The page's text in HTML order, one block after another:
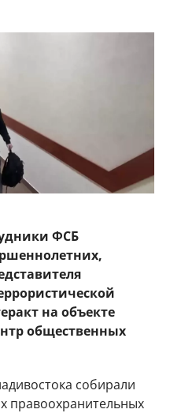
ФСБ
на объекте
общественных
собирали
правоохранительных